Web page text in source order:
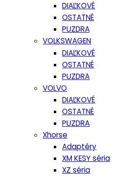
DIAĽKOVÉ
OSTATNÉ
PUZDRA
VOLKSWAGEN
DIAĽKOVÉ
OSTATNÉ
PUZDRA
VOLVO
DIAĽKOVÉ
OSTATNÉ
PUZDRA
Xhorse
Adaptéry
XM KESY séria
XZ séria